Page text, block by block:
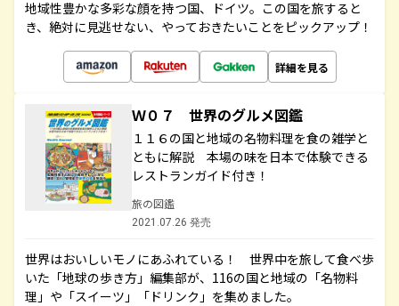
地域性豊かな多彩な顔を持つ国、ドイツ。この国を旅すると
き、絶対に見逃せない、やっておきたいことをピックアップ！
詳細を見る
Ｗ０７ 世界のグルメ図鑑
１１６の国と地域の名物料理を食の雑学と
ともに解説 本場の味を日本で体験できる
レストランガイド付き！
旅の図鑑
2021.07.26 発売
世界はおいしいモノにあふれている！ 世界中を旅して食べ歩
いた「地球の歩き方」編集部が、116の国と地域の「名物料
理」や「スイーツ」「ドリンク」を集めました。